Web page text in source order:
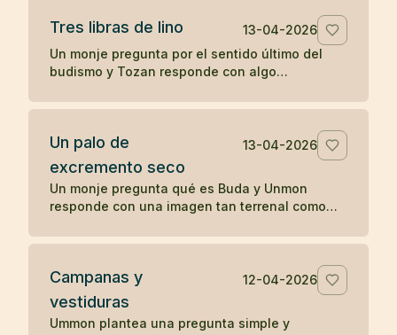
Tres libras de lino
13-04-2026
Un monje pregunta por el sentido último del
budismo y Tozan responde con algo
koan sobre la realidad inmediata.
Un palo de
excremento seco
13-04-2026
Un monje pregunta qué es Buda y Unmon
responde con una imagen tan terrenal como
Campanas y
vestiduras
12-04-2026
Ummon plantea una pregunta simple y